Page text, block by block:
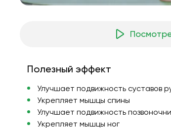
Полезный эффект
Улучшает подвижность суставов
Укрепляет мышцы спины
Улучшает подвижность
Укрепляет мышцы ног